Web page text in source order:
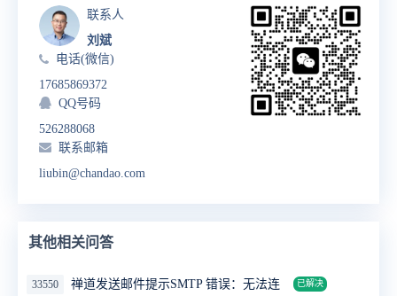
联系人
刘斌
电话(微信)
17685869372
QQ号码
526288068
联系邮箱
liubin@chandao.com
其他相关问答
33550
禅道发送邮件提示SMTP 错误：无法连
已解决